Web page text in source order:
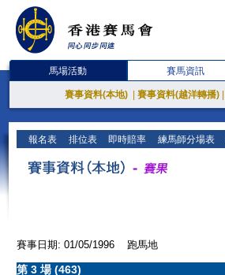
馬場活動 賽馬資訊
賽事資料(本地) 賽事資料(越洋轉播)
報名表 排位表 即時賠率 練馬師分場表
賽事日期: 01/05/1996 跑馬地
第 3 場 (463)